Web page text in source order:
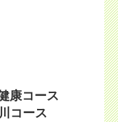
康コース
コース